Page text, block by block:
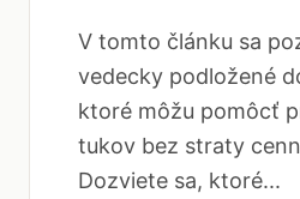
V tomto článku sa
vedecky podložené
ktoré môžu pomôcť
tukov bez straty
Dozviete sa, ktoré...